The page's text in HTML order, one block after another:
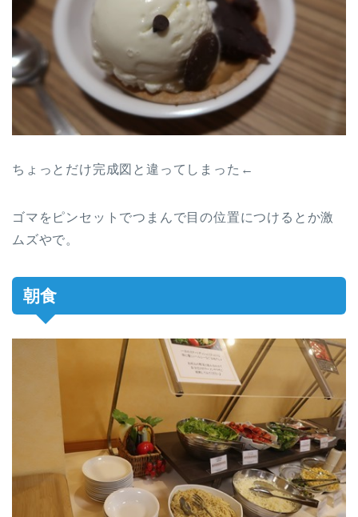
ちょっとだけ完成図と違ってしまった←
ゴマをピンセットでつまんで目の位置につけるとか激
ムズやで。
朝食